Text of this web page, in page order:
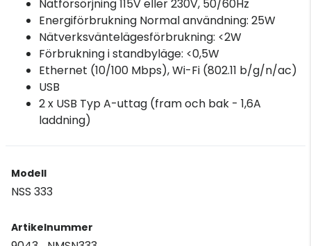
Nätförsörjning 115V eller 230V, 50/60Hz
Energiförbrukning Normal användning: 25W
Nätverksväntelägesförbrukning: <2W
Förbrukning i standbyläge: <0,5W
Ethernet (10/100 Mbps), Wi-Fi (802.11 b/g/n/ac)
USB
2 x USB Typ A-uttag (fram och bak - 1,6A
laddning)
Modell
NSS 333
Artikelnummer